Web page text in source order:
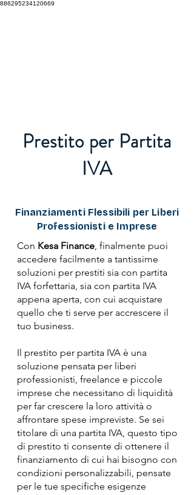
886295234120669
Prestito per Partita
IVA
Finanziamenti Flessibili per Liberi
Professionisti e Imprese
Con Kesa Finance, finalmente puoi
accedere facilmente a tantissime
soluzioni per prestiti sia con partita
IVA forfettaria, sia con partita IVA
appena aperta, con cui acquistare
quello che ti serve per accrescere il
tuo business.
Il prestito per partita IVA è una
soluzione pensata per liberi
professionisti, freelance e piccole
imprese che necessitano di liquidità
per far crescere la loro attività o
affrontare spese impreviste. Se sei
titolare di una partita IVA, questo tipo
di prestito ti consente di ottenere il
finanziamento di cui hai bisogno con
condizioni personalizzabili, pensate
per le tue specifiche esigenze